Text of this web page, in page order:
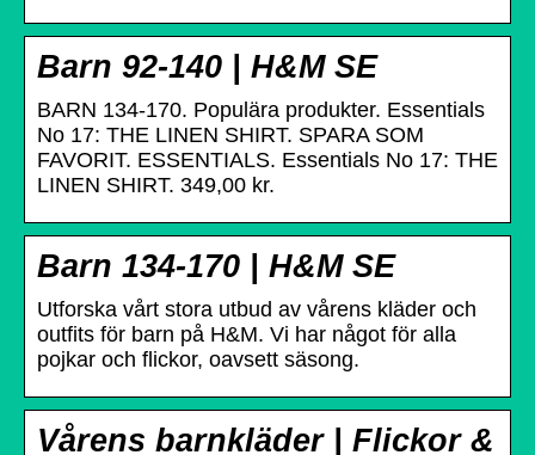
Barn 92-140 | H&M SE
BARN 134-170. Populära produkter. Essentials
No 17: THE LINEN SHIRT. SPARA SOM
FAVORIT. ESSENTIALS. Essentials No 17: THE
LINEN SHIRT. 349,00 kr.
Barn 134-170 | H&M SE
Utforska vårt stora utbud av vårens kläder och
outfits för barn på H&M. Vi har något för alla
pojkar och flickor, oavsett säsong.
Vårens barnkläder | Flickor &